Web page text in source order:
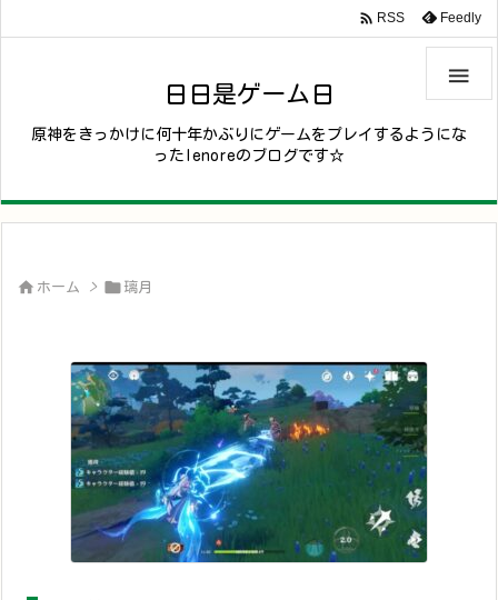
日日是ゲーム日
原神をきっかけに何十年かぶりにゲームをプレイするようにな
ったlenoreのブログです☆

 RSS Feedly
 ホーム >  璃月